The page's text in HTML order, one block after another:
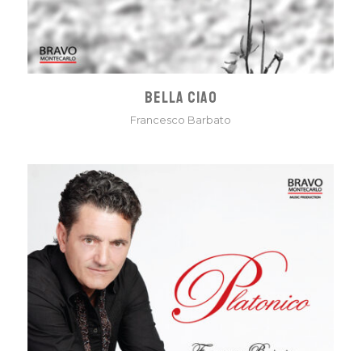
BELLA CIAO
Francesco Barbato